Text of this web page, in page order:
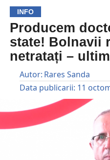
INFO
Producem
state! Bolnavii
netratați –
Autor: Rares Sanda
Data publicarii: 11